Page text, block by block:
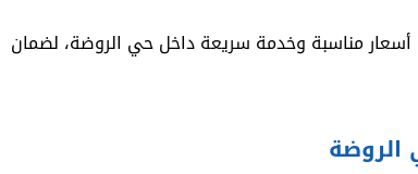
أسعار مناسبة وخدمة سريعة داخل حي الروضة، لضمان
الروضة